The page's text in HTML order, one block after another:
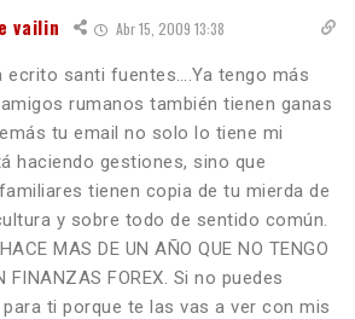
vailin Abr 15, 2009 13:38
ecrito santi fuentes….Ya tengo más
rumanos también tienen ganas
tu email no solo lo tiene mi
haciendo gestiones, sino que
tienen copia de tu mierda de
y sobre todo de sentido común.
MAS DE UN AÑO QUE NO TENGO
FINANZAS FOREX. Si no puedes
ti porque te las vas a ver con mis